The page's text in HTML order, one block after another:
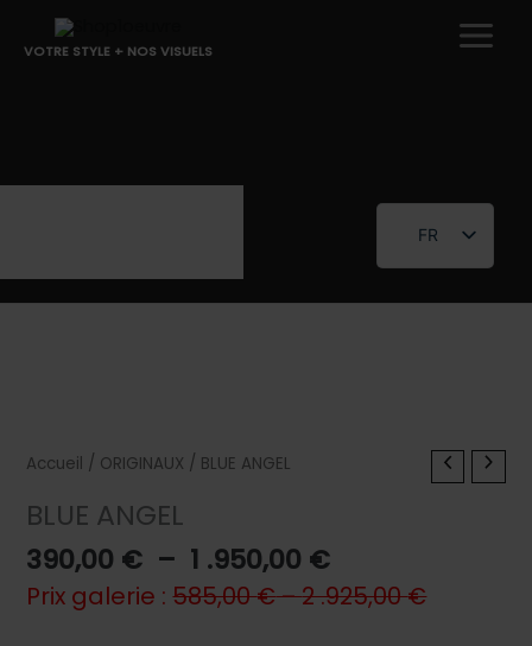
VOTRE STYLE + NOS VISUELS
FR
EN
Accueil / ORIGINAUX / BLUE ANGEL
BLUE ANGEL
390,00 € – 1 .950,00 €Plage
de
prix :
Prix galerie :585,00€–2 .925,00€